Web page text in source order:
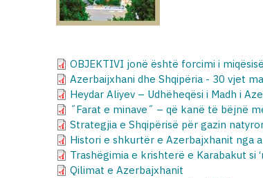
OBJEKTIVI jonë është forcimi i miqësisë
Azerbaijxhani dhe Shqipëria - 30 vjet
Heydar Aliyev – Udhëheqësi i Madh i
˝Farat e minave˝ – që kanë të bëjnë
Strategjia e Shqipërisë për gazin
Histori e shkurtër e Azerbajxhanit nga
Trashëgimia e krishterë e Karabakut si
Qilimat e Azerbajxhanit